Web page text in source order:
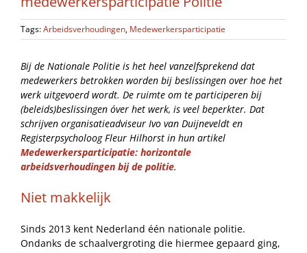
Tags:Arbeidsverhoudingen, Medewerkersparticipatie
Bij de Nationale Politie is het heel vanzelfsprekend dat
medewerkers betrokken worden bij beslissingen over hoe het
werk uitgevoerd wordt. De ruimte om te participeren bij
(beleids)beslissingen óver het werk, is veel beperkter. Dat
schrijven organisatieadviseur Ivo van Duijneveldt en
Registerpsycholoog Fleur Hilhorst in hun artikel
Medewerkersparticipatie: horizontale
arbeidsverhoudingen bij de politie.
Niet makkelijk
Sinds 2013 kent Nederland één nationale politie.
Ondanks de schaalvergroting die hiermee gepaard ging,